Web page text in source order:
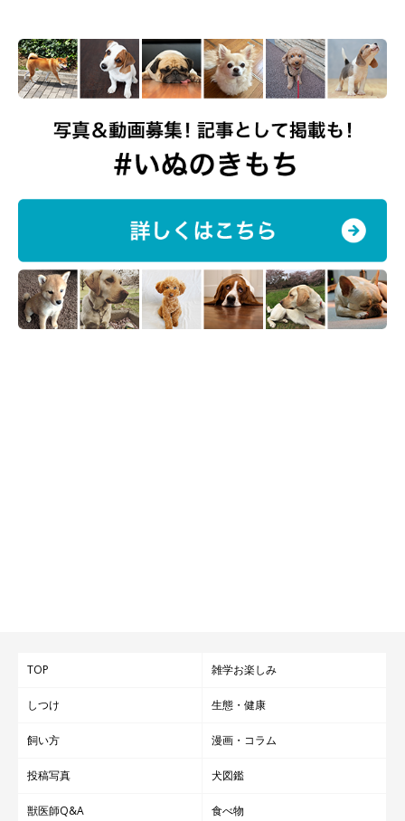
TOP 雑学お楽しみ
しつけ 生態・健康
飼い方 漫画・コラム
投稿写真 犬図鑑
獣医師Q&A 食べ物